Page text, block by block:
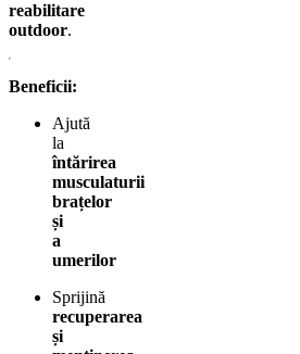
reabilitare
outdoor.
Beneficii:
Ajută
la
întărirea
musculaturii
brațelor
și
a
umerilor
Sprijină
recuperarea
și